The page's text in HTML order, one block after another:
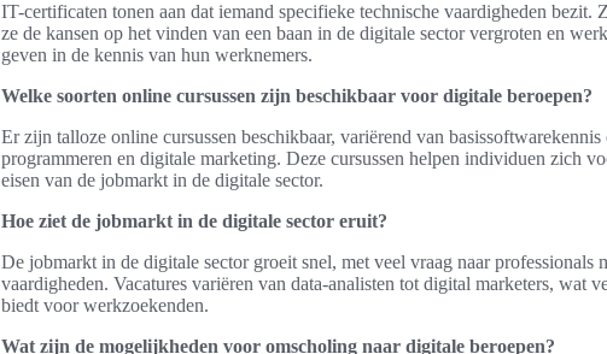
IT-certificaten tonen aan dat iemand specifieke technische vaardigheden bezit.
ze de kansen op het vinden van een baan in de digitale sector vergroten en
geven in de kennis van hun werknemers.
Welke soorten online cursussen zijn beschikbaar voor digitale beroepen?
Er zijn talloze online cursussen beschikbaar, variërend van basissoftwarekennis
programmeren en digitale marketing. Deze cursussen helpen individuen zich
eisen van de jobmarkt in de digitale sector.
Hoe ziet de jobmarkt in de digitale sector eruit?
De jobmarkt in de digitale sector groeit snel, met veel vraag naar professionals
vaardigheden. Vacatures variëren van data-analisten tot digital marketers, wat
biedt voor werkzoekenden.
Wat zijn de mogelijkheden voor omscholing naar digitale beroepen?